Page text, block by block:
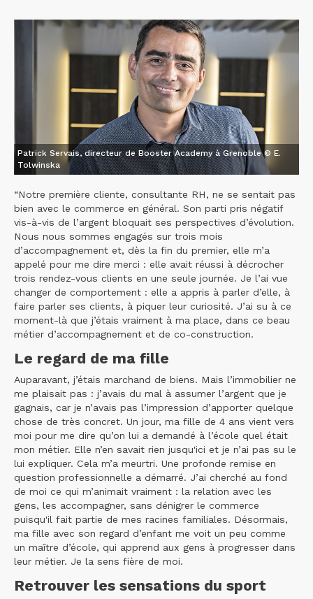
Patrick Servais, directeur de Booster Academy à Grenoble © E.
Tolwinska
“Notre première cliente, consultante RH, ne se sentait pas
bien avec le commerce en général. Son parti pris négatif
vis-à-vis de l’argent bloquait ses perspectives d’évolution.
Nous nous sommes engagés sur trois mois
d’accompagnement et, dès la fin du premier, elle m’a
appelé pour me dire merci : elle avait réussi à décrocher
trois rendez-vous clients en une seule journée. Je l’ai vue
changer de comportement : elle a appris à parler d’elle, à
faire parler ses clients, à piquer leur curiosité. J’ai su à ce
moment-là que j’étais vraiment à ma place, dans ce beau
métier d’accompagnement et de co-construction.
Le regard de ma fille
Auparavant, j’étais marchand de biens. Mais l’immobilier ne
me plaisait pas : j’avais du mal à assumer l’argent que je
gagnais, car je n’avais pas l’impression d’apporter quelque
chose de très concret. Un jour, ma fille de 4 ans vient vers
moi pour me dire qu’on lui a demandé à l’école quel était
mon métier. Elle n’en savait rien jusqu'ici et je n’ai pas su le
lui expliquer. Cela m’a meurtri. Une profonde remise en
question professionnelle a démarré. J’ai cherché au fond
de moi ce qui m’animait vraiment : la relation avec les
gens, les accompagner, sans dénigrer le commerce
puisqu'il fait partie de mes racines familiales. Désormais,
ma fille avec son regard d’enfant me voit un peu comme
un maître d’école, qui apprend aux gens à progresser dans
leur métier. Je la sens fière de moi.
Retrouver les sensations du sport